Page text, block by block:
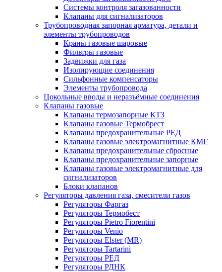
Системы контроля загазованности
Клапаны для сигнализаторов
Трубопроводная запорная арматура, детали и
элементы трубопроводов
Краны газовые шаровые
Фильтры газовые
Задвижки для газа
Изолирующие соединения
Сильфонные компенсаторы
Элементы трубопровода
Цокольные вводы и неразъёмные соединения
Клапаны газовые
Клапаны термозапорные КТЗ
Клапаны газовые Термобрест
Клапаны предохранительные РЕД
Клапаны газовые электромагнитные КМГ
Клапаны предохранительные сбросные
Клапаны предохранительные запорные
Клапаны газовые электромагнитные для
сигнализаторов
Блоки клапанов
Регуляторы давления газа, смесители газов
Регуляторы Фаргаз
Регуляторы Термобест
Регуляторы Pietro Fiorentini
Регуляторы Venio
Регуляторы Elster (MR)
Регуляторы Tartarini
Регуляторы РЕД
Регуляторы РДНК